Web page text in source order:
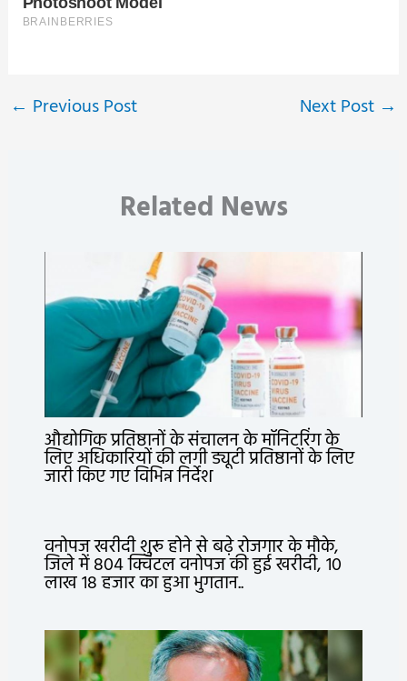
← Previous Post Next Post →
Related News
औद्योगिक प्रतिष्ठानों के संचालन के मॉनिटरिंग के
लिए अधिकारियों की लगी ड्यूटी प्रतिष्ठानों के लिए
जारी किए गए विभिन्न निर्देश
वनोपज खरीदी शुरू होने से बढ़े रोजगार के मौके,
जिले में 804 क्विंटल वनोपज की हुई खरीदी, 10
लाख 18 हजार का हुआ भुगतान..